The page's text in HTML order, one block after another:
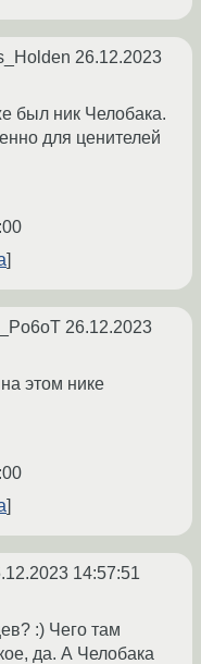
26.12.2023
был ник Челобака.
для ценителей
26.12.2023
этом нике
14:57:51
:) Чего там
да. А Челобака